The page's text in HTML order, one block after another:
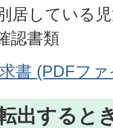
居している
認書類
書 (PDFフ
出すると